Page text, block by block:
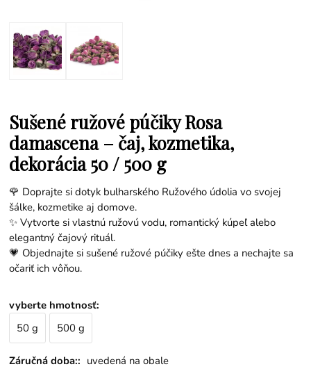
Sušené ružové púčiky Rosa
damascena – čaj, kozmetika,
dekorácia 50 / 500 g
🌹 Doprajte si dotyk bulharského Ružového údolia vo svojej
šálke, kozmetike aj domove.
✨ Vytvorte si vlastnú ružovú vodu, romantický kúpeľ alebo
elegantný čajový rituál.
💗 Objednajte si sušené ružové púčiky ešte dnes a nechajte sa
očariť ich vôňou.
vyberte hmotnosť:
50 g
500 g
Záručná doba:: uvedená na obale